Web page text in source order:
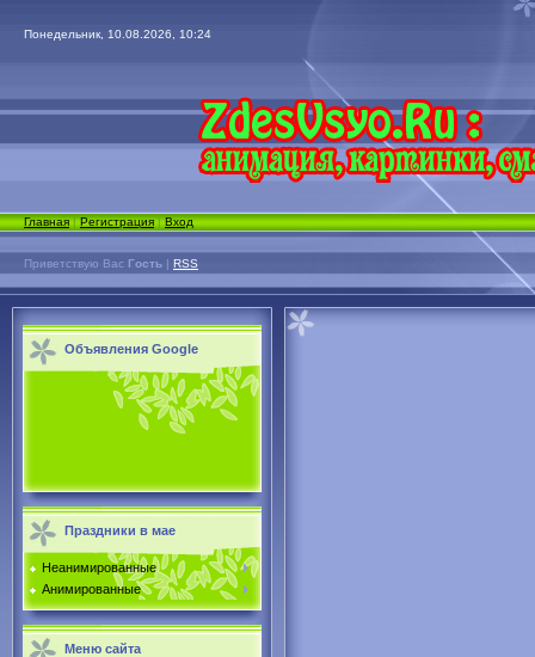
Понедельник, 10.08.2026, 10:24
Главная|Регистрация|Вход
Приветствую Вас Гость | RSS
Объявления Google
Праздники в мае
Неанимированные
Анимированные
Меню сайта